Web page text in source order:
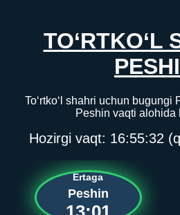
TO‘RTKO‘L
To‘rtko‘l shahri uchun bugungi
Peshin vaqti alohida
Hozirgi vaqt: 16:55:32
Ertaga
Peshin